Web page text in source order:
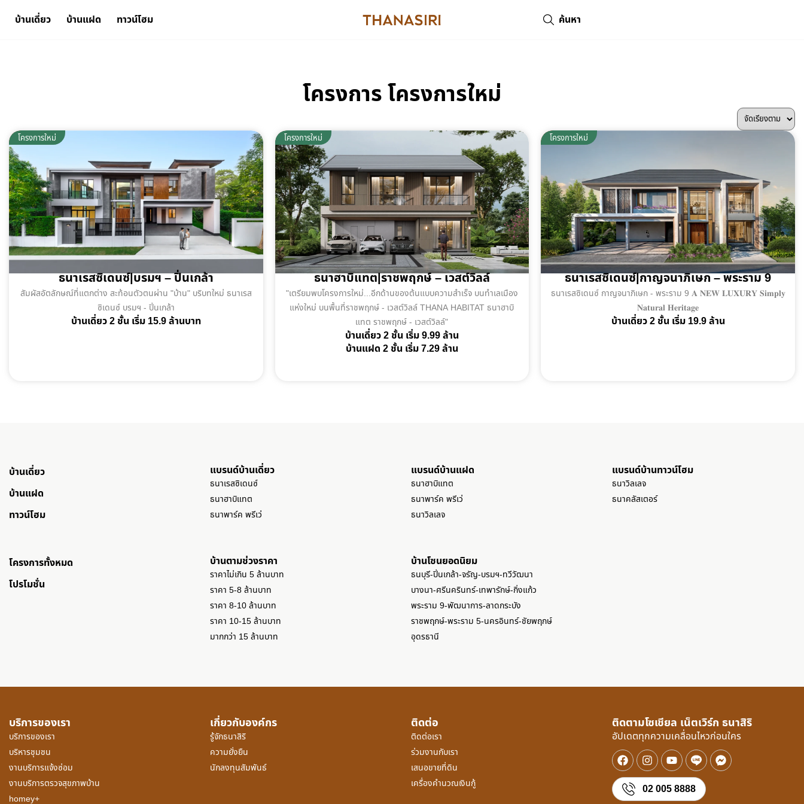
บ้านเดี่ยว บ้านแฝด ทาวน์โฮม ค้นหา
โครงการ โครงการใหม่
พร้อมอยู่
โครงการใหม่
ธนาเรสซิเดนซ์|บรมฯ – ปิ่นเกล้า
สัมผัสอัตลักษณ์ที่แตกต่าง สะท้อนตัวตนผ่าน "บ้าน" บริบทใหม่ ธนาเรส
ซิเดนซ์ บรมฯ - ปิ่นเกล้า
บ้านเดี่ยว 2 ชั้น เริ่ม 15.9 ล้านบาท
โครงการใหม่
ธนาฮาบิแทต|ราชพฤกษ์ – เวสต์วิลล์
"เตรียมพบโครงการใหม่...อีกด้านของต้นแบบความสำเร็จ บนทำเลเมือง
แห่งใหม่ บนพื้นที่ราชพฤกษ์ - เวสต์วิลล์ THANA HABITAT ธนาฮาบิ
แทต ราชพฤกษ์ - เวสต์วิลล์"
บ้านเดี่ยว 2 ชั้น เริ่ม 9.99 ล้าน
บ้านแฝด 2 ชั้น เริ่ม 7.29 ล้าน
พร้อมอยู่
โครงการใหม่
ธนาเรสซิเดนซ์|กาญจนาภิเษก – พระราม 9
ธนาเรสซิเดนซ์ กาญจนาภิเษก - พระราม 9 𝐀 𝐍𝐄𝐖 𝐋𝐔𝐗𝐔𝐑𝐘 𝐒𝐢𝐦𝐩𝐥𝐲
𝐍𝐚𝐭𝐮𝐫𝐚𝐥 𝐇𝐞𝐫𝐢𝐭𝐚𝐠𝐞
บ้านเดี่ยว 2 ชั้น เริ่ม 19.9 ล้าน
บ้านเดี่ยว
บ้านแฝด
ทาวน์โฮม
แบรนด์บ้านเดี่ยว
ธนาเรสซิเดนซ์
ธนาฮาบิแทต
ธนาพาร์ค พรีเว่
แบรนด์บ้านแฝด
ธนาฮาบิแทต
ธนาพาร์ค พรีเว่
ธนาวิลเลจ
แบรนด์บ้านทาวน์โฮม
ธนาวิลเลจ
ธนาคลัสเตอร์
โครงการทั้งหมด
โปรโมชั่น
บ้านตามช่วงราคา
ราคาไม่เกิน 5 ล้านบาท
ราคา 5-8 ล้านบาท
ราคา 8-10 ล้านบาท
ราคา 10-15 ล้านบาท
มากกว่า 15 ล้านบาท
บ้านโซนยอดนิยม
ธนบุรี-ปิ่นเกล้า-จรัญ-บรมฯ-ทวีวัฒนา
บางนา-ศรีนครินทร์-เทพารักษ์-กิ่งแก้ว
พระราม 9-พัฒนาการ-ลาดกระบัง
ราชพฤกษ์-พระราม 5-นครอินทร์-ชัยพฤกษ์
อุดรธานี
บริการของเรา
บริการของเรา
บริหารชุมชน
งานบริการแจ้งซ่อม
งานบริการตรวจสุขภาพบ้าน
homey+
เกี่ยวกับองค์กร
รู้จักธนาสิริ
ความยั่งยืน
นักลงทุนสัมพันธ์
ติดต่อ
ติดต่อเรา
ร่วมงานกับเรา
เสนอขายที่ดิน
เครื่องคำนวณเงินกู้
ติดตามโซเชียล เน็ตเวิร์ก ธนาสิริ
อัปเดตทุกความเคลื่อนไหวก่อนใคร
02 005 8888